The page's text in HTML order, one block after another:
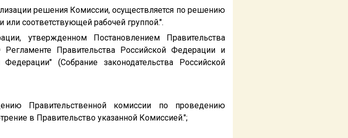
решения Комиссии, осуществляется по решению
соответствующей рабочей группой.".
утвержденном Постановлением Правительства
Регламенте Правительства Российской Федерации и
(Собрание законодательства Российской
Правительственной комиссии по проведению
в Правительство указанной Комиссией.";